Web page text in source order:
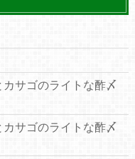
サゴのライトな酢〆
サゴのライトな酢〆